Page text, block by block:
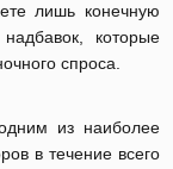
лишь конечную
которые
спроса.
из наиболее
в течение всего